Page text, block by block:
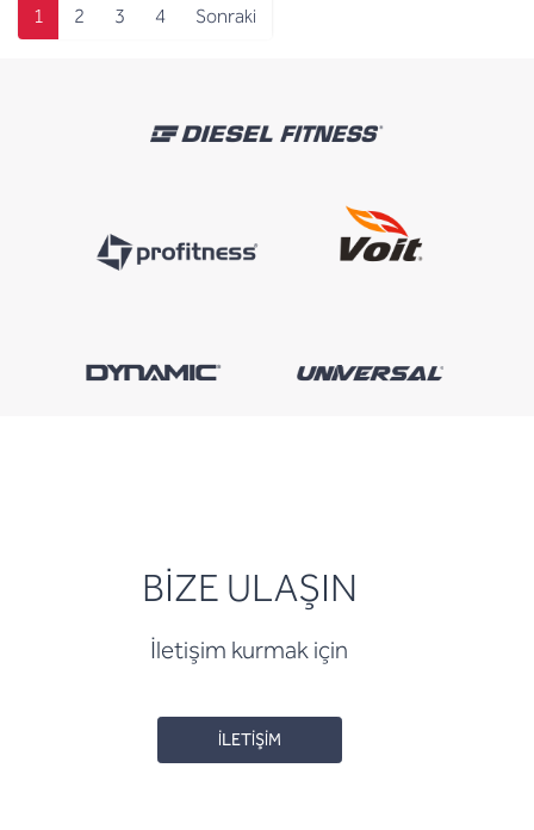
1 2 3 4 Sonraki
BİZE ULAŞIN
İletişim kurmak için
İLETİŞİM